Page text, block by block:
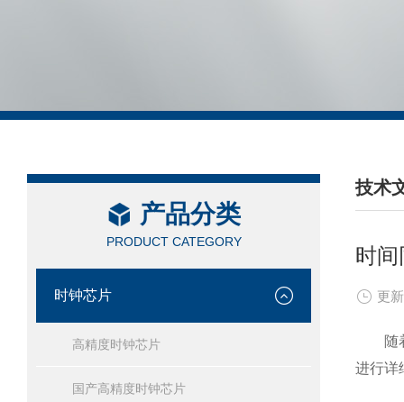
产品分类
PRODUCT CATEGORY
时钟芯片
高精度时钟芯片
国产高精度时钟芯片
技术
/
时
更
随着
进行详